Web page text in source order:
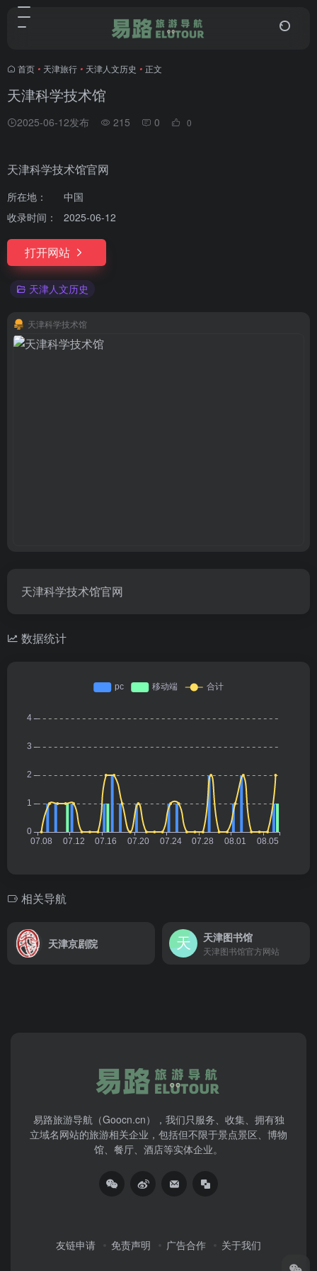
首页 • 天津旅行 • 天津人文历史 • 正文
天津科学技术馆
2025-06-12发布 215 0 0
天津科学技术馆官网
所在地：
中国
收录时间：
2025-06-12
打开网站
天津人文历史
天津科学技术馆
天津科学技术馆官网
数据统计
相关导航
天津京剧院 天津图书馆
天津图书馆官方网站
易路旅游导航（Goocn.cn），我们只服务、收集、拥有独
立域名网站的旅游相关企业，包括但不限于景点景区、博物
馆、餐厅、酒店等实体企业。
友链申请 免责声明 广告合作 关于我们